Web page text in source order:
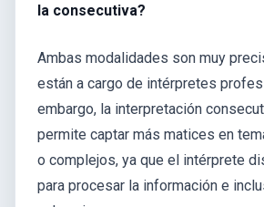
la consecutiva?
Ambas modalidades son muy
están a cargo de intérpretes
embargo, la interpretación
permite captar más matices en
o complejos, ya que el intérprete
para procesar la información e